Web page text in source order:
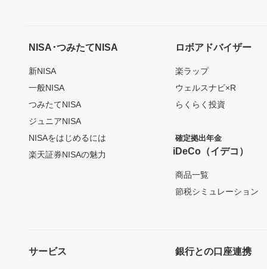
NISA･つみたてNISA
新NISA
一般NISA
つみたてNISA
ジュニアNISA
NISAをはじめるには
楽天証券NISAの魅力
ロボアドバイザー
楽ラップ
ウェルスナビ×R
らくらく投資
確定拠出年金
iDeCo（イデコ）
商品一覧
節税シミュレーション
サービス 銀行との口座連携